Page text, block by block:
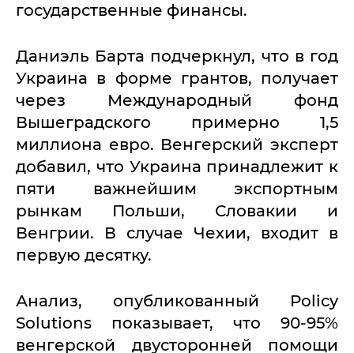
государственные финансы.
Даниэль Барта подчеркнул, что в год
Украина в форме грантов, получает
через Международный фонд
Вышеградского примерно 1,5
миллиона евро. Венгерский эксперт
добавил, что Украина принадлежит к
пяти важнейшим экспортным
рынкам Польши, Словакии и
Венгрии. В случае Чехии, входит в
первую десятку.
Анализ, опубликованный Policy
Solutions показывает, что 90-95%
венгерской двусторонней помощи